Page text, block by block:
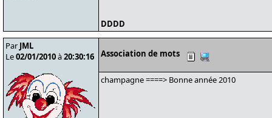
DDDD
Par JML
Le02/01/2010à20:30:16 Association de mots
champagne ====> Bonne année 2010